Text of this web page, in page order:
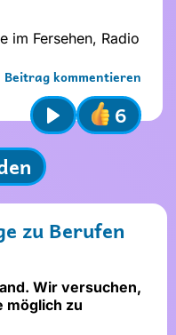
und
verständlich?
im Fersehen, Radio
Play
6
Beitrag kommentieren
ändern
zu Berufen
Wir versuchen,
möglich zu